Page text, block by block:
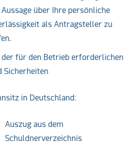
Aussage über Ihre persönliche
als Antragsteller zu
der für den Betrieb erforderlichen
Sicherheiten
in Deutschland:
Auszug aus dem
Schuldnerverzeichnis